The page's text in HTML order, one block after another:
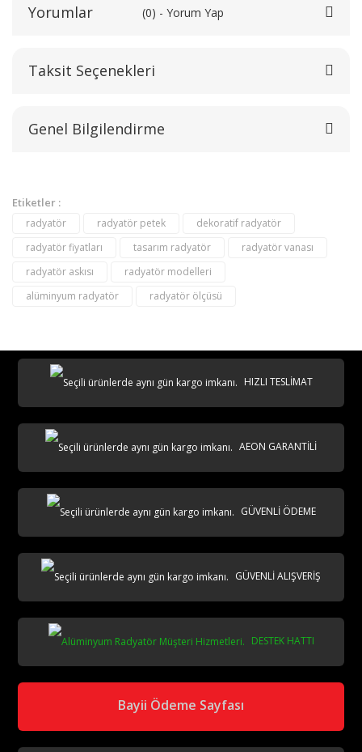
Yorumlar (0) - Yorum Yap
Bu ürüne ilk yorumu siz yapın!
Yorum Yaz
Taksit Seçenekleri
Genel Bilgilendirme
aks
Etiketler :
radyatör radyatör petek
dekoratif radyatör
radyatör fiyatları
tasarım radyatör
radyatör vanası
radyatör askısı
radyatör modelleri
alüminyum radyatör
radyatör ölçüsü
HIZLI TESLİMAT
AEON GARANTİLİ
GÜVENLİ ÖDEME
GÜVENLİ ALIŞVERİŞ
DESTEK HATTI
Bayii Ödeme Sayfası